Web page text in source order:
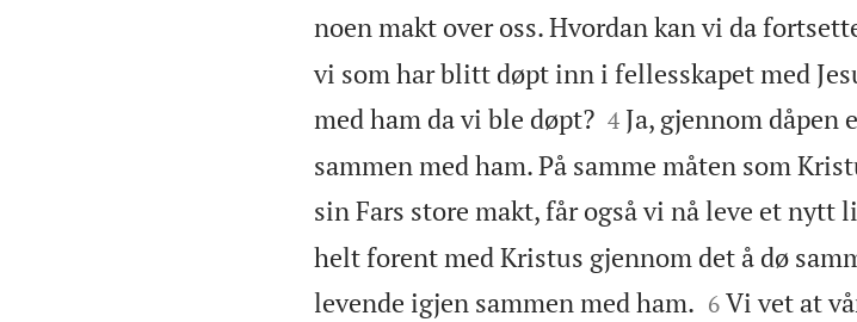
noen makt over oss. Hvordan kan vi da
vi som har blitt døpt inn i fellesskapet med
med ham da vi ble døpt?
4 Ja, gjennom dåpen
sammen med ham. På samme måten som
sin Fars store makt, får også vi nå leve et nytt
helt forent med Kristus gjennom det å dø
levende igjen sammen med ham.
6 Vi vet at